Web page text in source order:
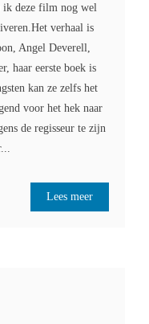
ik deze film nog wel
verhaal is
Angel Deverell,
haar eerste boek is
kan ze zelfs het
voor het hek naar
de regisseur te zijn
Lees meer